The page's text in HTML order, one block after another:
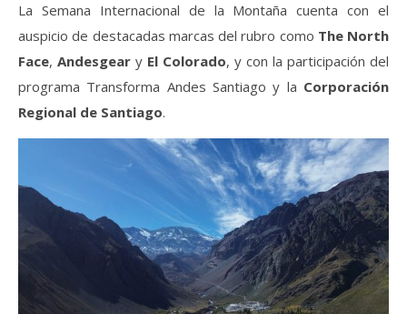
La Semana Internacional de la Montaña cuenta con el
auspicio de destacadas marcas del rubro como The North
Face, Andesgear y El Colorado, y con la participación del
programa Transforma Andes Santiago y la Corporación
Regional de Santiago.